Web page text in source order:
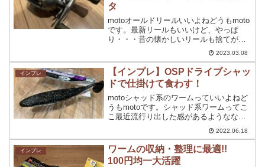
タ
motoオールドリールいいよねどうもmoto
です。最新リールもいいけど、やっぱ
り・・・昔の懐かしいリールも捨てがた
い！むしろ、１周してよく見える！現象
に陥っています。これは、僕世代の人に
はわかるのではないでしょうか？幼少期
の時に欲しかったリ...
2023.03.08
インプレ
【インプレ】OSPドライブシャッ
ドで仕掛けて食わす！
motoシャッド系のワームっていいよねど
うもmotoです。シャッド系ワームってこ
こ最近流行り出した感があるようなない
ような。僕が幼少期の頃は、グラブ系ワ
ームが主流だったので釣りを再開してか
らはこんな大きなシャッドワームって釣
れるの！？って印...
2022.06.18
インプレ
ワームの収納・整理に最適!!
100円均一大活躍